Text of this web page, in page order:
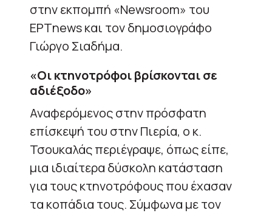
στην εκπομπή «Newsroom» του
ΕΡΤnews και τον δημοσιογράφο
Γιώργο Σιαδήμα.
«Οι κτηνοτρόφοι βρίσκονται σε
αδιέξοδο»
Αναφερόμενος στην πρόσφατη
επίσκεψή του στην Πιερία, ο κ.
Τσουκαλάς περιέγραψε, όπως είπε,
μια ιδιαίτερα δύσκολη κατάσταση
για τους κτηνοτρόφους που έχασαν
τα κοπάδια τους. Σύμφωνα με τον